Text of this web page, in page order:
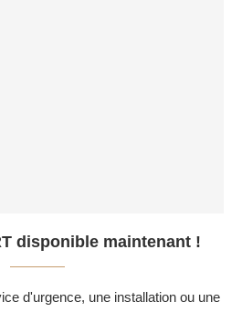
disponible maintenant !
d'urgence, une installation ou une